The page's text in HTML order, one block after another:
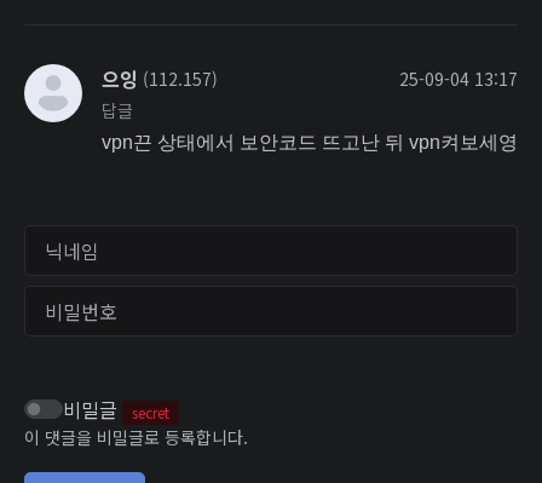
으잉 (112.157)
25-09-04 13:17
답글
vpn끈 상태에서 보안코드 뜨고난 뒤 vpn켜보세영
닉네임
비밀번호
비밀글 secret
이 댓글을 비밀글로 등록합니다.